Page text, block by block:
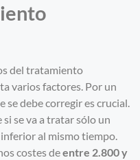
del tratamiento
varios factores. Por un
se debe corregir es crucial.
se va a tratar sólo un
al mismo tiempo.
costes deentre 2.800 y